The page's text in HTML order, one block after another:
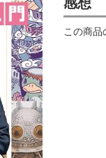
この商品